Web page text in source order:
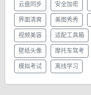
云盘同步 安全加密
界面清爽 美图秀秀
视频美容 适配工具箱
壁纸头像 摩托车驾考
模拟考试 离线学习